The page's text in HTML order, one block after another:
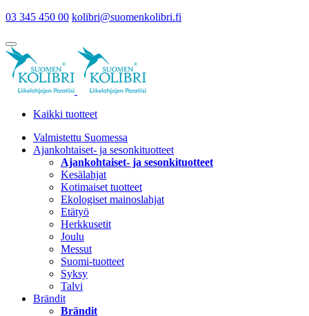
03 345 450 00 kolibri@suomenkolibri.fi
Kaikki tuotteet
Valmistettu Suomessa
Ajankohtaiset- ja sesonkituotteet
Ajankohtaiset- ja sesonkituotteet
Kesälahjat
Kotimaiset tuotteet
Ekologiset mainoslahjat
Etätyö
Herkkusetit
Joulu
Messut
Suomi-tuotteet
Syksy
Talvi
Brändit
Brändit